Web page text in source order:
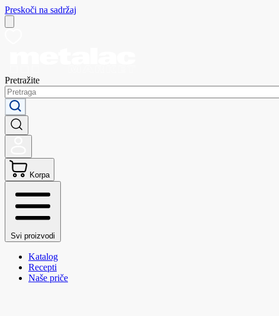
Preskoči na sadržaj
Pretražite
Korpa
Svi proizvodi
Katalog
Recepti
Naše priče